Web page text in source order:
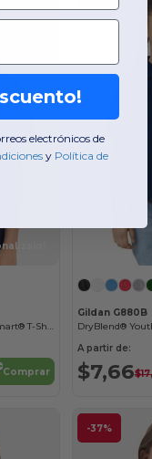
Youth ComfortBlend® EcoSmart® T-Shirt
Comprar
Gildan G880B
A partir de:
$7,66
-37%
electrónicos de
​ y​ Política de